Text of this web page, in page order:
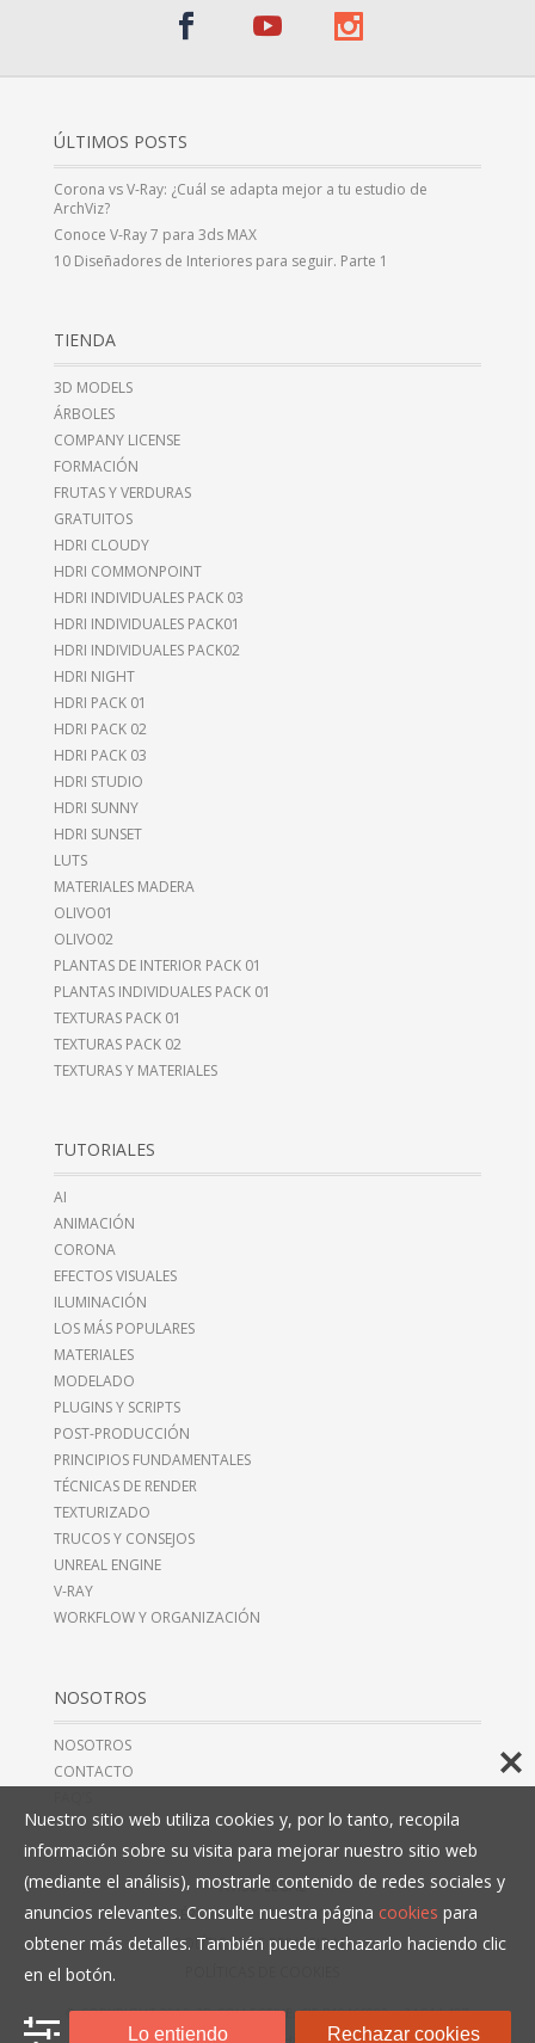
ÚLTIMOS POSTS
Corona vs V-Ray: ¿Cuál se adapta mejor a tu estudio de
ArchViz?
Conoce V-Ray 7 para 3ds MAX
10 Diseñadores de Interiores para seguir. Parte 1
TIENDA
3D MODELS
ÁRBOLES
COMPANY LICENSE
FORMACIÓN
FRUTAS Y VERDURAS
GRATUITOS
HDRI CLOUDY
HDRI COMMONPOINT
HDRI INDIVIDUALES PACK 03
HDRI INDIVIDUALES PACK01
HDRI INDIVIDUALES PACK02
HDRI NIGHT
HDRI PACK 01
HDRI PACK 02
HDRI PACK 03
HDRI STUDIO
HDRI SUNNY
HDRI SUNSET
LUTS
MATERIALES MADERA
OLIVO01
OLIVO02
PLANTAS DE INTERIOR PACK 01
PLANTAS INDIVIDUALES PACK 01
TEXTURAS PACK 01
TEXTURAS PACK 02
TEXTURAS Y MATERIALES
TUTORIALES
AI
ANIMACIÓN
CORONA
EFECTOS VISUALES
ILUMINACIÓN
LOS MÁS POPULARES
MATERIALES
MODELADO
PLUGINS Y SCRIPTS
POST-PRODUCCIÓN
PRINCIPIOS FUNDAMENTALES
TÉCNICAS DE RENDER
TEXTURIZADO
TRUCOS Y CONSEJOS
UNREAL ENGINE
V-RAY
WORKFLOW Y ORGANIZACIÓN
NOSOTROS
NOSOTROS
CONTACTO
AVISO LEGAL
TÉRMINOS Y CONDICIONES
POLÍTICAS DE PRIVACIDAD
© COPYRIGHT 2016, 3D COLLECTIVE, CIF B10466993,+34 914 497
Nuestro sitio web utiliza cookies y, por lo tanto, recopila
información sobre su visita para mejorar nuestro sitio web
(mediante el análisis), mostrarle contenido de redes sociales y
anuncios relevantes. Consulte nuestra página cookies para
obtener más detalles. También puede rechazarlo haciendo clic
en el botón.
Lo entiendo Rechazar cookies